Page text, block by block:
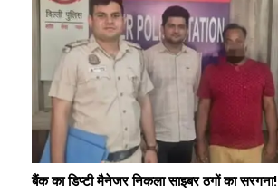
बैंक का डिप्टी मैनेजर निकला साइबर ठगों का सरगना!